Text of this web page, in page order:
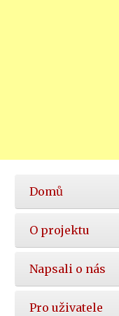
Hlavní
nabídka
Domů
O projektu
Napsali o nás
Pro uživatele